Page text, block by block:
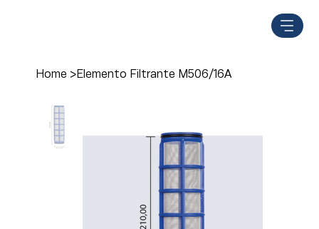
Home >Elemento Filtrante M506/16A